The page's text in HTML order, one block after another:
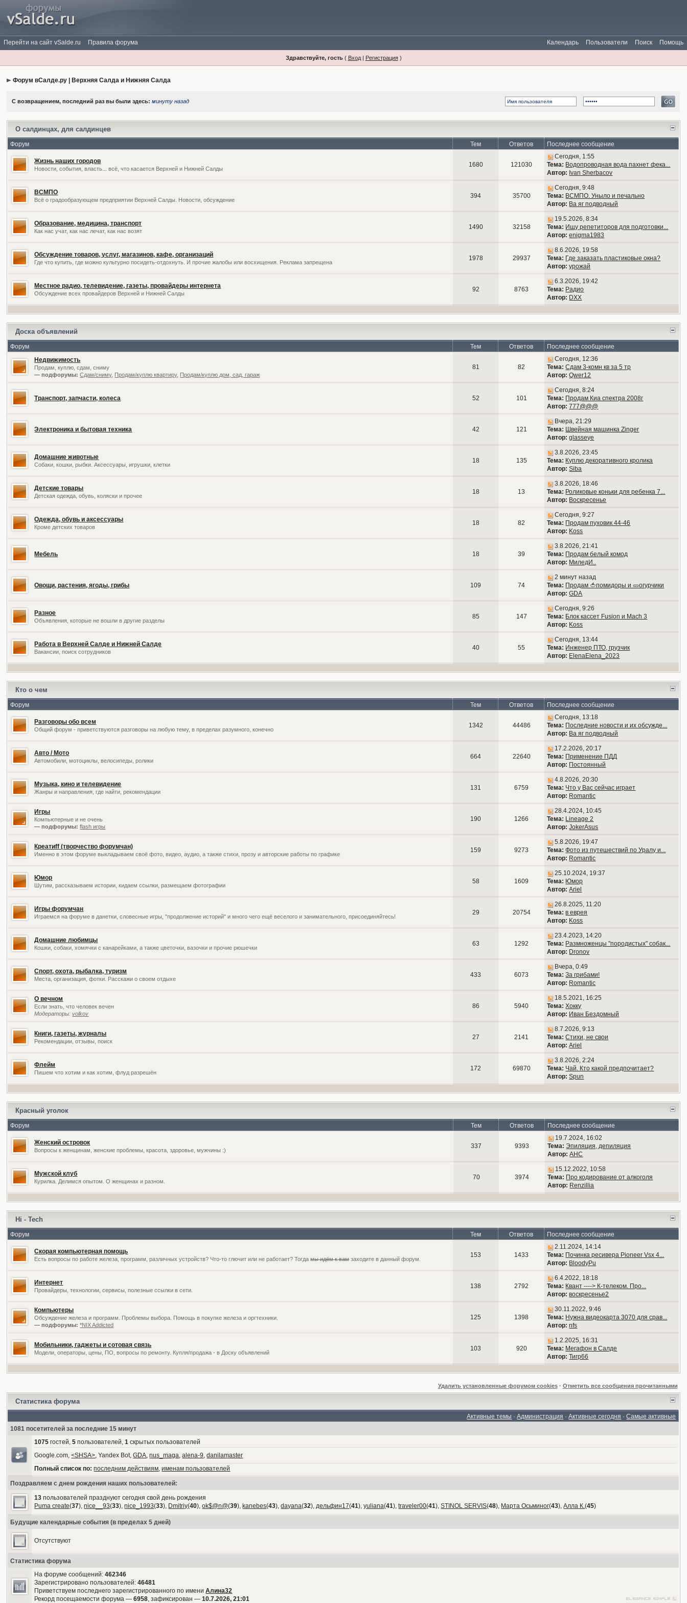
Перейти на сайт vSalde.ru Правила форума Помощь
Поиск
Пользователи
Календарь
Здравствуйте, гость( Вход| Регистрация)
Форум вСалде.ру | Верхняя Салда и Нижняя Салда
С возвращением, последний раз вы были здесь:минуту назад
О салдинцах, для салдинцев
Форум Тем Ответов Последнее сообщение
Жизнь наших городов
Новости, события, власть... всё, что касается Верхней и Нижней Салды
1680 121030
Сегодня, 1:55
Тема: Водопроводная вода пахнет фека...
Автор: Ivan Sherbacov
ВСМПО
Всё о градообразующем предприятии Верхней Салды. Новости, обсуждение
394 35700
Сегодня, 9:48
Тема: ВСМПО. Уныло и печально
Автор: Ва яг подводный
Образование, медицина, транспорт
Как нас учат, как нас лечат, как нас возят
1490 32158
19.5.2026, 8:34
Тема: Ищу репетиторов для подготовки...
Автор: enigma1983
Обсуждение товаров, услуг, магазинов, кафе, организаций
Где что купить, где можно культурно посидеть-отдохнуть. И прочие жалобы или восхищения. Реклама запрещена
1978 29937
8.6.2026, 19:58
Тема: Где заказать пластиковые окна?
Автор: урожай
Местное радио, телевидение, газеты, провайдеры интернета
Обсуждение всех провайдеров Верхней и Нижней Салды
92 8763
6.3.2026, 19:42
Тема: Радио
Автор: DXX
Доска объявлений
Форум Тем Ответов
Последнее сообщение
Недвижимость
Продам, куплю, сдам, сниму
— подфорумы: Сдам/сниму, Продам/куплю квартиру, Продам/куплю дом, сад, гараж
81 82
Сегодня, 12:36
Тема: Сдам 3-комн кв за 5 тр
Автор: Qwer12
Транспорт, запчасти, колеса 52 101
Сегодня, 8:24
Тема: Продам Киа спектра 2008г
Автор: 777@@@
Электроника и бытовая техника 42 121
Вчера, 21:29
Тема: Швейная машинка Zinger
Автор: glasseye
Домашние животные
Собаки, кошки, рыбки. Аксессуары, игрушки, клетки
18 135
3.8.2026, 23:45
Тема: Куплю декоративного кролика
Автор: Siba
Детские товары
Детская одежда, обувь, коляски и прочее
18 13
3.8.2026, 18:46
Тема: Роликовые коньки для ребенка 7...
Автор: Воскресенье
Одежда, обувь и аксессуары
Кроме детских товаров
18 82
Сегодня, 9:27
Тема: Продам пуховик 44-46
Автор: Koss
Мебель 18 39
3.8.2026, 21:41
Тема: Продам белый комод
Автор: МиледИ..
Овощи, растения, ягоды, грибы 109 74
2 минут назад
Тема: Продам 🍅помидоры и 🥒огурчики
Автор: GDA
Разное
Объявления, которые не вошли в другие разделы
85 147
Сегодня, 9:26
Тема: Блок кассет Fusion и Mach 3
Автор: Koss
Работа в Верхней Салде и Нижней Салде
Вакансии, поиск сотрудников
40 55
Сегодня, 13:44
Тема: Инженер ПТО, грузчик
Автор: ElenaElena_2023
Кто о чем
Форум Тем Ответов Последнее сообщение
Разговоры обо всем
Общий форум - приветствуются разговоры на любую тему, в пределах разумного, конечно
1342 44486
Сегодня, 13:18
Тема: Последние новости и их обсужде...
Автор: Ва яг подводный
Авто / Мото
Автомобили, мотоциклы, велосипеды, ролики
664 22640
17.2.2026, 20:17
Тема: Применение ПДД
Автор: Постоянный
Музыка, кино и телевидение
Жанры и направления, где найти, рекомендации
131 6759
4.8.2026, 20:30
Тема: Что у Вас сейчас играет
Автор: Romantic
Игры
Компьютерные и не очень
— подфорумы: flash игры
190 1266
28.4.2024, 10:45
Тема: Lineage 2
Автор: JokerAsus
Креатиff (творчество форумчан)
Именно в этом форуме выкладываем своё фото, видео, аудио, а также стихи, прозу и авторские работы по графике
159 9273
5.8.2026, 19:47
Тема: Фото из путешествий по Уралу и...
Автор: Romantic
Юмор
Шутим, рассказываем истории, кидаем ссылки, размещаем фотографии
58 1609
25.10.2024, 19:37
Тема: Юмор
Автор: Ariel
Игры форумчан
Играемся на форуме в данетки, словесные игры, "продолжение историй" и много чего ещё веселого и занимательного, присоединяйтесь!
29 20754
26.8.2025, 11:20
Тема: в еврея
Автор: Koss
Домашние любимцы
Кошки, собаки, хомячки с канарейками, а также цветочки, вазочки и прочие рюшечки
63 1292
23.4.2023, 14:20
Тема: Размноженцы "породистых" собак...
Автор: Dronov
Спорт, охота, рыбалка, туризм
Места, организация, фотки. Расскажи о своем отдыхе
433 6073
Вчера, 0:49
Тема: За грибами!
Автор: Romantic
О вечном
Если знать, что человек вечен
Модераторы:volkov
86 5940
18.5.2021, 16:25
Тема: Хокку
Автор: Иван Бездомный
Книги, газеты, журналы
Рекомендации, отзывы, поиск
27 2141
8.7.2026, 9:13
Тема: Стихи, не свои
Автор: Ariel
Флейм
Пишем что хотим и как хотим, флуд разрешён
172 69870
3.8.2026, 2:24
Тема: Чай. Кто какой предпочитает?
Автор: Spun
Красный уголок
Форум Тем Ответов Последнее сообщение
Женский островок
Вопросы к женщинам, женские проблемы, красота, здоровье, мужчины :)
337 9393
19.7.2024, 16:02
Тема: Эпиляция, депиляция
Автор: АНС
Мужской клуб
Курилка. Делимся опытом. О женщинах и разном.
70 3974
15.12.2022, 10:58
Тема: Про кодирование от алкоголя
Автор: Renzillia
Hi - Tech
Форум Тем Ответов Последнее сообщение
Скорая компьютерная помощь
Есть вопросы по работе железа, программ, различных устройств? Что-то глючит или не работает? Тогдамы идём к вамзаходите в данный форум.
153 1433
2.11.2024, 14:14
Тема: Починка ресивера Pioneer Vsx 4...
Автор: BloodyPu
Интернет
Провайдеры, технологии, сервисы, полезные ссылки в сети.
138 2792
6.4.2022, 18:18
Тема: Квант ----> К-телеком. Про...
Автор: воскресенье2
Компьютеры
Обсуждение железа и программ. Проблемы выбора. Помощь в покупке железа и оргтехники.
— подфорумы: *NIX Addicted
125 1398
30.11.2022, 9:46
Тема: Нужна видеокарта 3070 для срав...
Автор: nfs
Мобильники, гаджеты и сотовая связь
Модели, операторы, цены, ПО, вопросы по ремонту. Купля/продажа - в Доску объявлений
103 920
1.2.2025, 16:31
Тема: Мегафон в Салде
Автор: Тигр66
Удалить установленные форумом cookies· Отметить все сообщения прочитанными
Статистика форума
Активные темы ·Администрация ·Активные сегодня ·Самые активные
1081 посетителей за последние 15 минут
1075 гостей,5 пользователей,1 скрытых пользователей
Google.com,<SHSA>, Yandex Bot,GDA,nus_maga,alena-9,danilamaster
Полный список по: последним действиям,именам пользователей
Поздравляем с днем рождения наших пользователей:
13 пользователей празднуют сегодня свой день рождения
Puma create(37),nice__93(33),nice_1993(33), Dmitriy(40),ok$@n@(39), kanebes(43),dayana(32),дельфин17(41),yuliana(41),traveler00(41),STINOL SERVIS(48), Марта Осьминог(43),Алла К.(45)
Будущие календарные события (в пределах 5 дней)
Отсутствуют
Статистика форума
На форуме сообщений:462346
Зарегистрировано пользователей:46481
Приветствуем последнего зарегистрированного по имениАлина32
Рекорд посещаемости форума —6958, зафиксирован —10.7.2026, 21:01